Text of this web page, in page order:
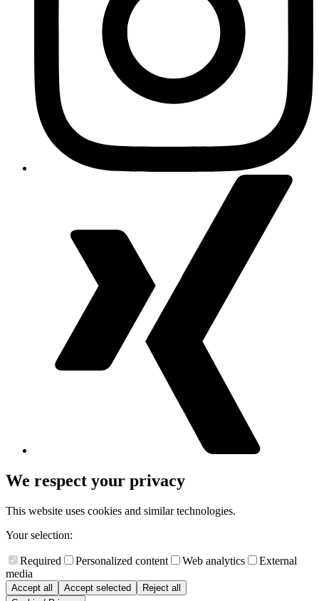
We respect your privacy
This website uses cookies and similar technologies.
Your selection:
Required Personalized content Web analytics
External
media
Accept all Accept selected
Reject all